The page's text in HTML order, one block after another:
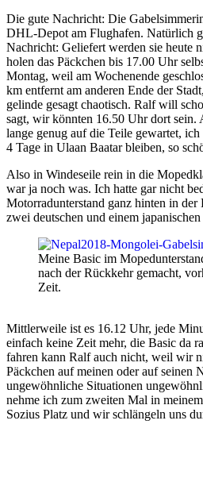
Die gute Nachricht: Die
DHL-Depot am Flughafen. Natürlich
Nachricht: Geliefert werden sie heute
holen das Päckchen bis 17.00 Uhr
Montag, weil am Wochenende
km entfernt am anderen Ende der
gelinde gesagt chaotisch. Ralf will
sagt, wir könnten 16.50 Uhr dort sein.
lange genug auf die Teile gewartet,
4 Tage in Ulaan Baatar bleiben, so
Also in Windeseile rein in die
war ja noch was. Ich hatte gar nicht
Motorradunterstand ganz hinten in der
zwei deutschen und einem
Meine Basic im
nach der Rückkehr gemacht,
Zeit.
Mittlerweile ist es 16.12 Uhr, jede
einfach keine Zeit mehr, die Basic da
fahren kann Ralf auch nicht, weil wir
Päckchen auf meinen oder auf seinen
ungewöhnliche Situationen
nehme ich zum zweiten Mal in
Sozius Platz und wir schlängeln uns